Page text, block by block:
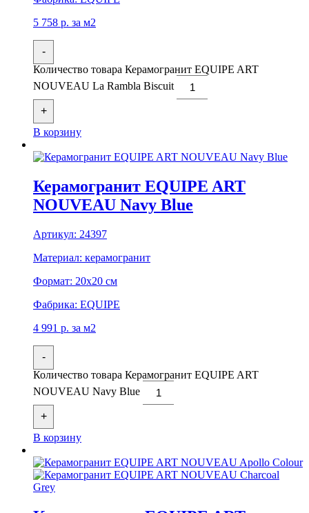
5 758 р. за м2
-
Количество товара Керамогранит EQUIPE ART
NOUVEAU La Rambla Biscuit
+
В корзину
Керамогранит EQUIPE ART
NOUVEAU Navy Blue
Артикул: 24397
Материал: керамогранит
Формат: 20x20 см
Фабрика: EQUIPE
4 991 р. за м2
-
Количество товара Керамогранит EQUIPE ART
NOUVEAU Navy Blue
+
В корзину